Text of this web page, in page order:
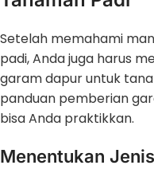
Setelah memahami
padi, Anda juga harus
garam dapur untuk
panduan pemberian
bisa Anda praktikkan.
Menentukan